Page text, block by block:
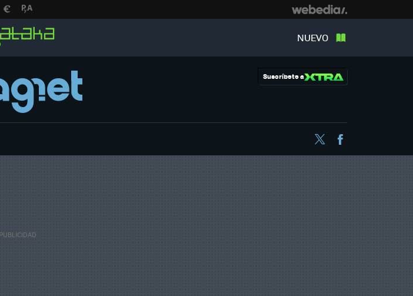
NUEVO
Suscríbete a
Twitter